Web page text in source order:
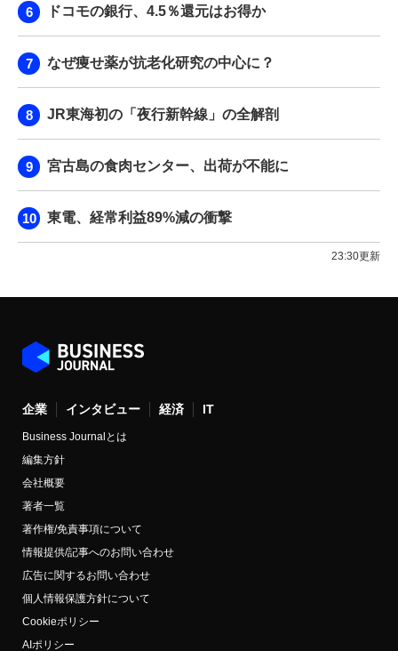
ドコモの銀行、4.5％還元はお得か
なぜ痩せ薬が抗老化研究の中心に？
JR東海初の「夜行新幹線」の全解剖
宮古島の食肉センター、出荷が不能に
東電、経常利益89%減の衝撃
23:30更新
企業 インタビュー 経済 IT
Business Journalとは
編集方針
会社概要
著者一覧
著作権/免責事項について
情報提供/記事へのお問い合わせ
広告に関するお問い合わせ
個人情報保護方針について
Cookieポリシー
AIポリシー